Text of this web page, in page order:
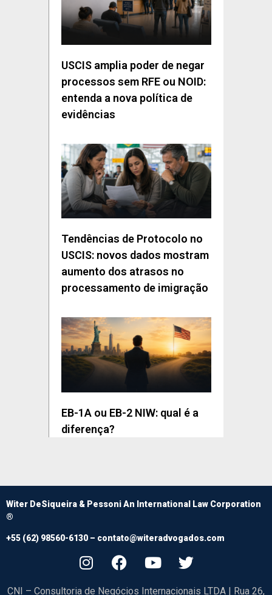
USCIS amplia poder de negar
processos sem RFE ou NOID:
entenda a nova política de
evidências
Tendências de Protocolo no
USCIS: novos dados mostram
aumento dos atrasos no
processamento de imigração
EB-1A ou EB-2 NIW: qual é a
diferença?
Witer DeSiqueira & Pessoni An International Law Corporation
®
+55 (62) 98560-6130 – contato@witeradvogados.com
CNI – Consultoria de Negócios Internacionais LTDA | Rua 26,